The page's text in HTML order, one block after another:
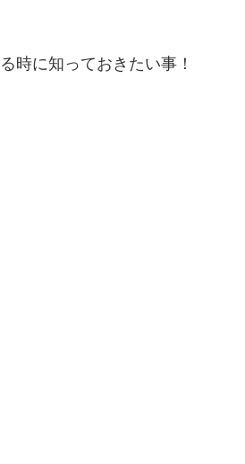
時に知っておきたい事！